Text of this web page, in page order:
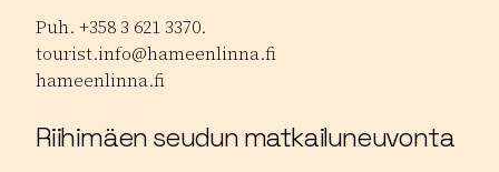
Puh. +358 3 621 3370.
tourist.info@hameenlinna.fi
hameenlinna.fi
Riihimäen seudun matkailuneuvonta